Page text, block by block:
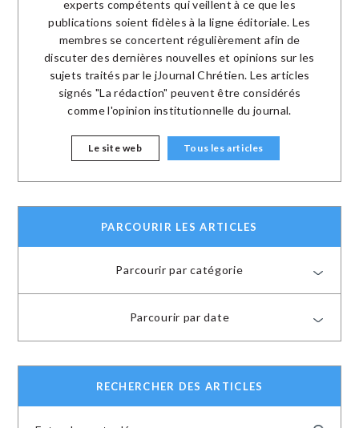
experts compétents qui veillent à ce que les
publications soient fidèles à la ligne éditoriale. Les
membres se concertent régulièrement afin de
discuter des dernières nouvelles et opinions sur les
sujets traités par le jJournal Chrétien. Les articles
signés "La rédaction" peuvent être considérés
comme l'opinion institutionnelle du journal.
Le site web Tous les articles
PARCOURIR LES ARTICLES
Parcourir par catégorie
Parcourir par date
RECHERCHER DES ARTICLES